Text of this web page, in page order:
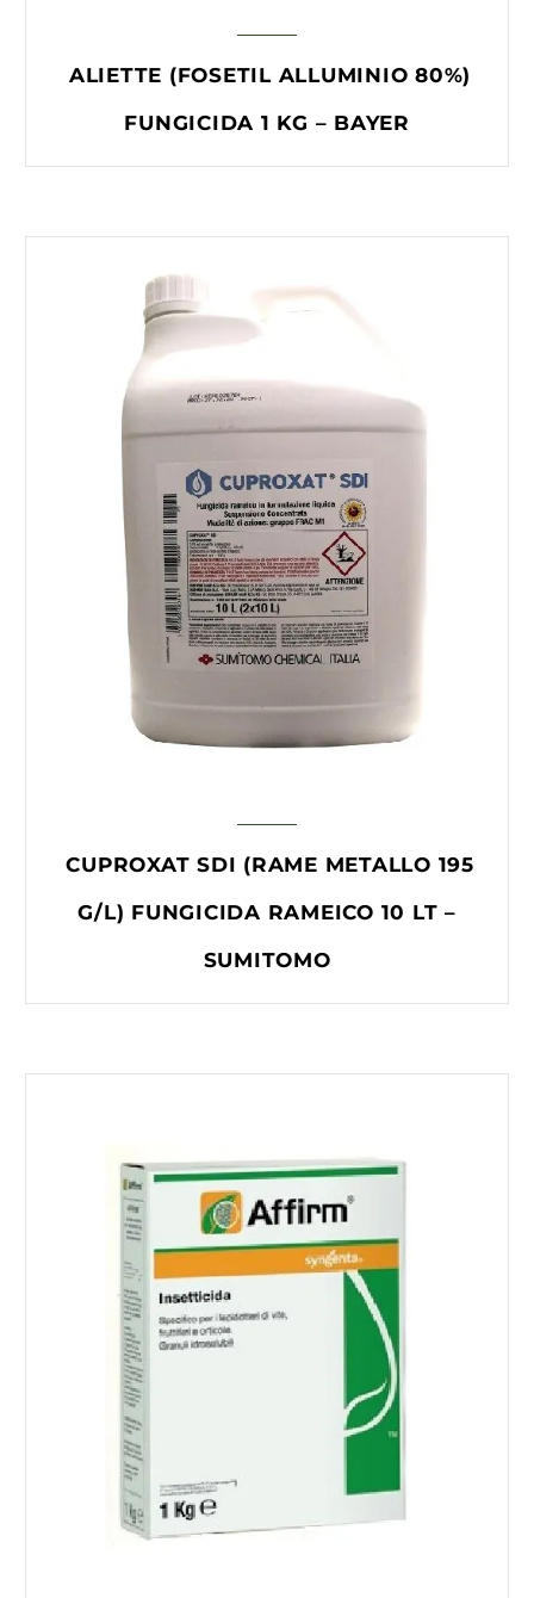
ALIETTE (FOSETIL ALLUMINIO 80%)
FUNGICIDA 1 KG – BAYER
CUPROXAT SDI (RAME METALLO 195
G/L) FUNGICIDA RAMEICO 10 LT –
SUMITOMO